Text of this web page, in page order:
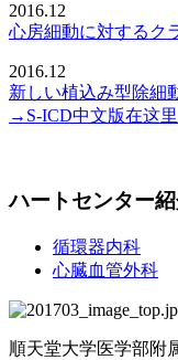
2016.12
心房細動に対するク
2016.12
新しい植込み型除細
→S-ICD中文版在这
ハートセンター
循環器内科
心臓血管外科
順天堂大学医学部附